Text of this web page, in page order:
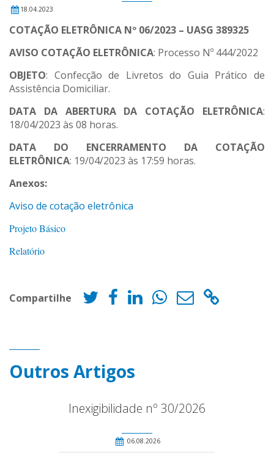
18.04.2023
COTAÇÃO ELETRÔNICA Nº 06/2023 – UASG 389325
AVISO COTAÇÃO ELETRÔNICA: Processo Nº 444/2022
OBJETO: Confecção de Livretos do Guia Prático de
Assistência Domiciliar.
DATA DA ABERTURA DA COTAÇÃO ELETRÔNICA:
18/04/2023 às 08 horas.
DATA DO ENCERRAMENTO DA COTAÇÃO
ELETRÔNICA: 19/04/2023 às 17:59 horas.
Anexos:
Aviso de cotação eletrônica
Projeto Básico
Relatório
Compartilhe
Outros Artigos
Inexigibilidade nº 30/2026
06.08.2026